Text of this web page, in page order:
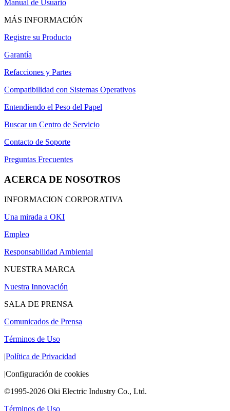
Manual de Usuario
MÁS INFORMACIÓN
Registre su Producto
Garantía
Refacciones y Partes
Compatibilidad con Sistemas Operativos
Entendiendo el Peso del Papel
Buscar un Centro de Servicio
Contacto de Soporte
Preguntas Frecuentes
ACERCA DE NOSOTROS
INFORMACION CORPORATIVA
Una mirada a OKI
Empleo
Responsabilidad Ambiental
NUESTRA MARCA
Nuestra Innovación
SALA DE PRENSA
Comunicados de Prensa
Términos de Uso
|Política de Privacidad
|Configuración de cookies
©1995-2026 Oki Electric Industry Co., Ltd.
Términos de Uso